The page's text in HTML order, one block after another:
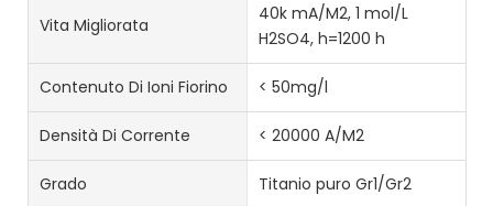
Vita Migliorata
40k mA/M2, 1 mol/L
H2SO4, h=1200 h
Contenuto Di Ioni Fiorino < 50mg/l
Densità Di Corrente < 20000 A/M2
Grado Titanio puro Gr1/Gr2